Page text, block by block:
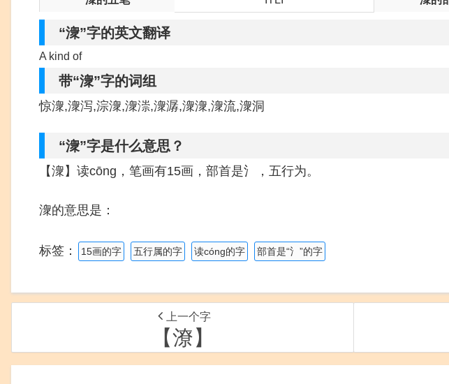
“潨”字的英文翻译
A kind of
带“潨”字的词组
惊潨,潨泻,淙潨,潨漴,潨潺,潨潨,潨流,潨洞
“潨”字是什么意思？
【潨】读cōng，笔画有15画，部首是氵，五行为。
潨的意思是：
标签： 15画的字 五行属的字 读cóng的字 部首是“氵”的字
上一个字
【潦】